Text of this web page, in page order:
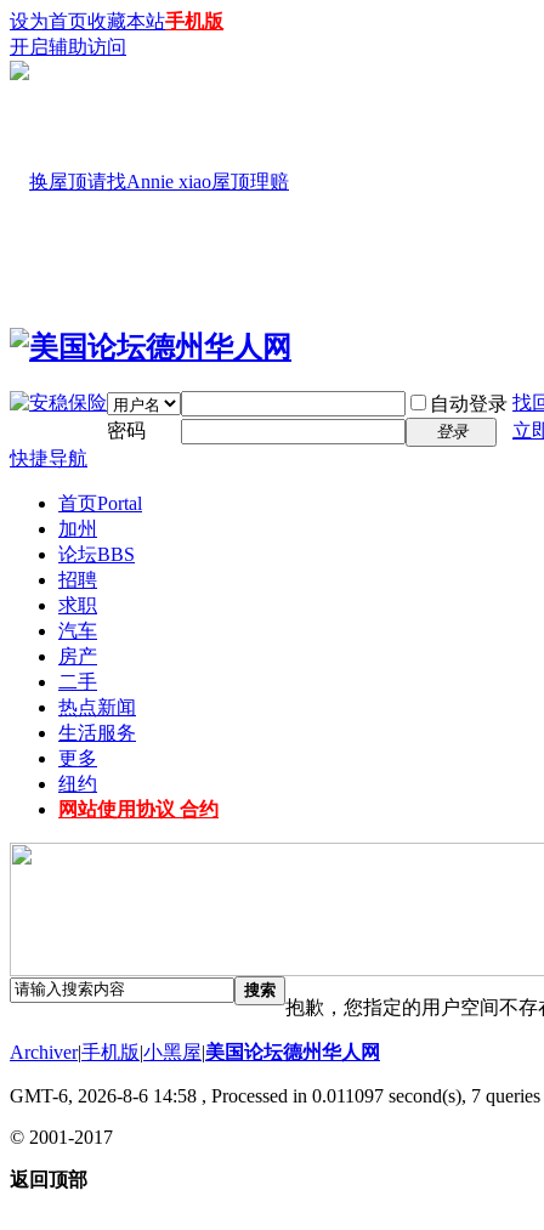
设为首页收藏本站手机版
开启辅助访问
自动登录 找
密码
登录
立
快捷导航
首页Portal
加州
论坛BBS
招聘
求职
汽车
房产
二手
热点新闻
生活服务
更多
纽约
网站使用协议 合约
搜索
抱歉，您指定的用户空间不存
Archiver|手机版|小黑屋|美国论坛德州华人网
GMT-6, 2026-8-6 14:58 , Processed in 0.011097 second(s), 7 queries
© 2001-2017
返回顶部